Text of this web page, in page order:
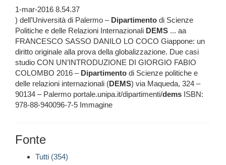
1-mar-2016 8.54.37
) dell’Università di Palermo – Dipartimento di Scienze
Politiche e delle Relazioni Internazionali DEMS ... aa
FRANCESCO SASSO DANILO LO COCO Giappone: un
diritto originale alla prova della globalizzazione. Due casi
studio CON UN’INTRODUZIONE DI GIORGIO FABIO
COLOMBO 2016 – Dipartimento di Scienze politiche e
delle relazioni internazionali (DEMS) via Maqueda, 324 –
90134 – Palermo portale.unipa.it/dipartimenti/dems ISBN:
978-88-940096-7-5 Immagine
Fonte
Tutti (354)